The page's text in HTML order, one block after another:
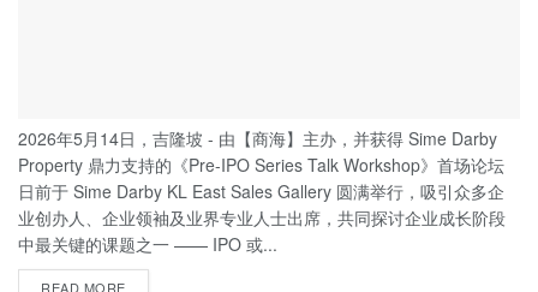
2026年5月14日，吉隆坡 - 由【商海】主办，并获得 Sime Darby
Property 鼎力支持的《Pre-IPO Series Talk Workshop》首场论坛
日前于 Sime Darby KL East Sales Gallery 圆满举行，吸引众多企
业创办人、企业领袖及业界专业人士出席，共同探讨企业成长阶段
中最关键的课题之一 —— IPO 或...
READ MORE